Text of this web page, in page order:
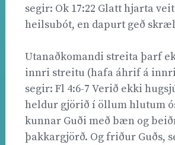
segir: Ok 17:22 Glatt hjarta
heilsubót, en dapurt geð
Utanaðkomandi streita þarf
innri streitu (hafa áhrif á
segir: Fl 4:6-7 Verið ekki
heldur gjörið í öllum hlutum
kunnar Guði með bæn og
þakkargjörð. Og friður Guðs,